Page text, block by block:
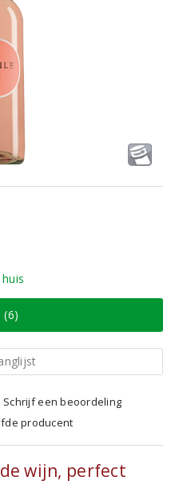
(6)
Schrijf een beoordeling
producent
wijn, perfect